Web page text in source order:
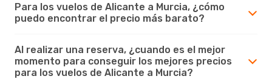
Para los vuelos de Alicante a Murcia, ¿cómo
puedo encontrar el precio más barato?
Al realizar una reserva, ¿cuando es el mejor
momento para conseguir los mejores precios
para los vuelos de Alicante a Murcia?